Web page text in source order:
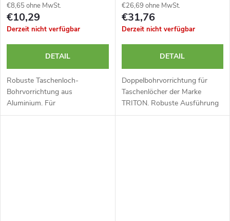
€8,65 ohne MwSt.
€10,29
Derzeit nicht verfügbar
DETAIL
Robuste Taschenloch-
Bohrvorrichtung aus
Aluminium. Für
Bohrlochlängen: 6, 8 und 10
€26,69 ohne MwSt.
€31,76
Derzeit nicht verfügbar
DETAIL
Doppelbohrvorrichtung für
Taschenlöcher der Marke
TRITON. Robuste Ausführung
mit Messskala, gehärteter